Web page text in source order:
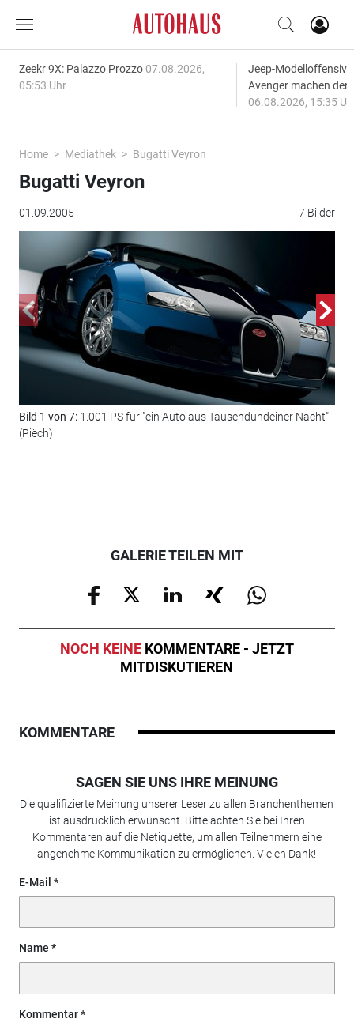
Zeekr 9X: Palazzo Prozzo 07.08.2026,
05:53 Uhr
Jeep-
Avenger machen
06.08.2026, 15:35
Home Mediathek Bugatti Veyron
01.09.2005 7 Bilder
Bugatti Veyron
Bild 1 von 7: 1.001 PS für "ein Auto aus Tausendundeiner Nacht"
(Piëch)
GALERIE TEILEN MIT
NOCH KEINE KOMMENTARE - JETZT
MITDISKUTIEREN
KOMMENTARE
SAGEN SIE UNS IHRE MEINUNG
Die qualifizierte Meinung unserer Leser zu allen Branchenthemen
ist ausdrücklich erwünscht. Bitte achten Sie bei Ihren
Kommentaren auf die Netiquette, um allen Teilnehmern eine
angenehme Kommunikation zu ermöglichen. Vielen Dank!
E-Mail
Name
Kommentar